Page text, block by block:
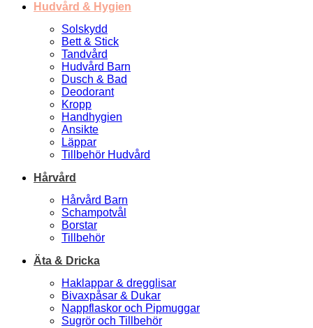
Hudvård & Hygien
Solskydd
Bett & Stick
Tandvård
Hudvård Barn
Dusch & Bad
Deodorant
Kropp
Handhygien
Ansikte
Läppar
Tillbehör Hudvård
Hårvård
Hårvård Barn
Schampotvål
Borstar
Tillbehör
Äta & Dricka
Haklappar & dregglisar
Bivaxpåsar & Dukar
Nappflaskor och Pipmuggar
Sugrör och Tillbehör